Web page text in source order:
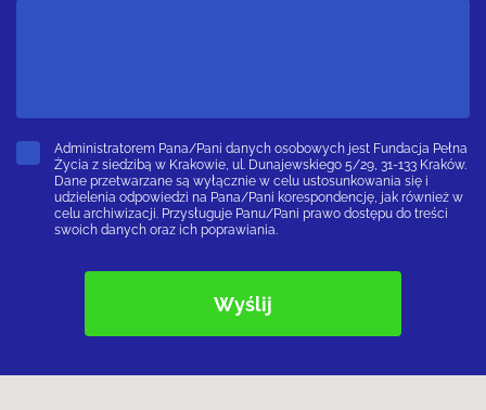
Administratorem Pana/Pani danych osobowych jest Fundacja Pełna
Życia z siedzibą w Krakowie, ul. Dunajewskiego 5/29, 31-133 Kraków.
Dane przetwarzane są wyłącznie w celu ustosunkowania się i
udzielenia odpowiedzi na Pana/Pani korespondencję, jak również w
celu archiwizacji. Przysługuje Panu/Pani prawo dostępu do treści
swoich danych oraz ich poprawiania.